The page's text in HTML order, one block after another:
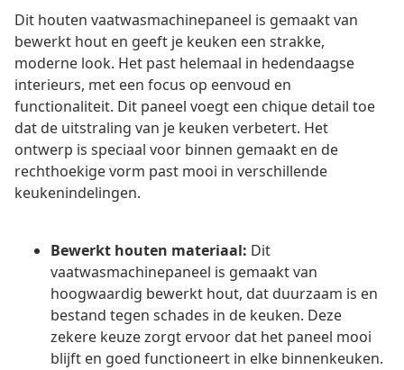
Dit houten vaatwasmachinepaneel is gemaakt van
bewerkt hout en geeft je keuken een strakke,
moderne look. Het past helemaal in hedendaagse
interieurs, met een focus op eenvoud en
functionaliteit. Dit paneel voegt een chique detail toe
dat de uitstraling van je keuken verbetert. Het
ontwerp is speciaal voor binnen gemaakt en de
rechthoekige vorm past mooi in verschillende
keukenindelingen.
Bewerkt houten materiaal: Dit
vaatwasmachinepaneel is gemaakt van
hoogwaardig bewerkt hout, dat duurzaam is en
bestand tegen schades in de keuken. Deze
zekere keuze zorgt ervoor dat het paneel mooi
blijft en goed functioneert in elke binnenkeuken.